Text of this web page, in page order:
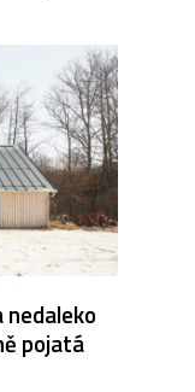
nedaleko
pojatá